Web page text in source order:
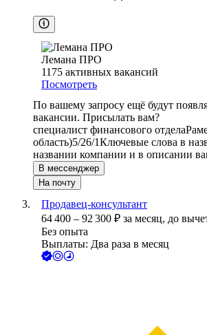
Лемана ПРО
1175 активных вакансий
Посмотреть
По вашему запросу ещё будут
вакансии. Присылать вам?
специалист финансового отдела
область)5/26/1Ключевые слова в
названии компании и в описании
В мессенджер
На почту
Продавец-консультант
64 400 – 92 300 ₽ за месяц, до
Без опыта
Выплаты: Два раза в месяц